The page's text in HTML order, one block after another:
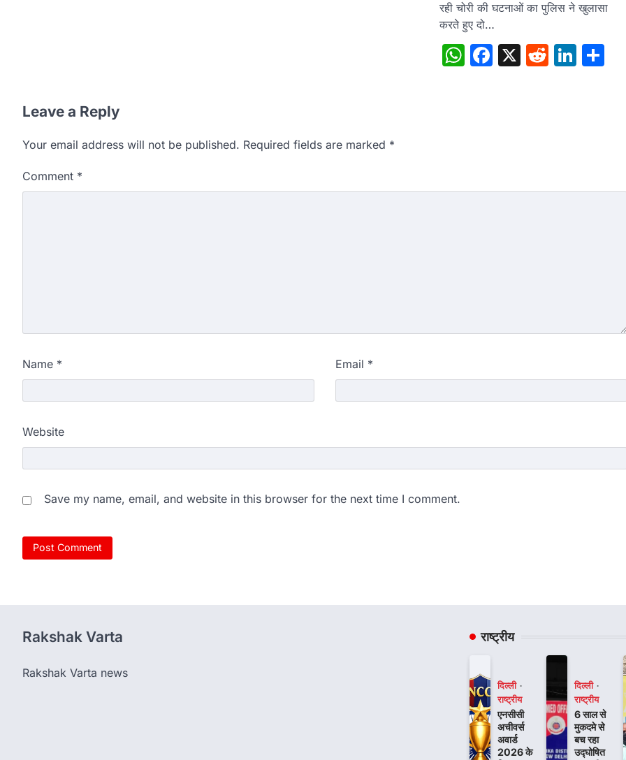
रही चोरी की घटनाओं का पुलिस ने खुलासा
करते हुए दो…
WhatsApp
Facebook
X Reddit
Leave a Reply
Your email address will not be published. Required fields are marked *
Comment *
Name * Email *
Website
Save my name, email, and website in this browser for the next time I comment.
Rakshak Varta
Rakshak Varta news
राष्ट्रीय
दिल्ली
राष्ट्रीय
एनसीसी
अचीवर्स
अवार्ड
2026 के
दिल्ली
राष्ट्रीय
6 साल से
मुकदमे से
बच रहा
उद्घोषित